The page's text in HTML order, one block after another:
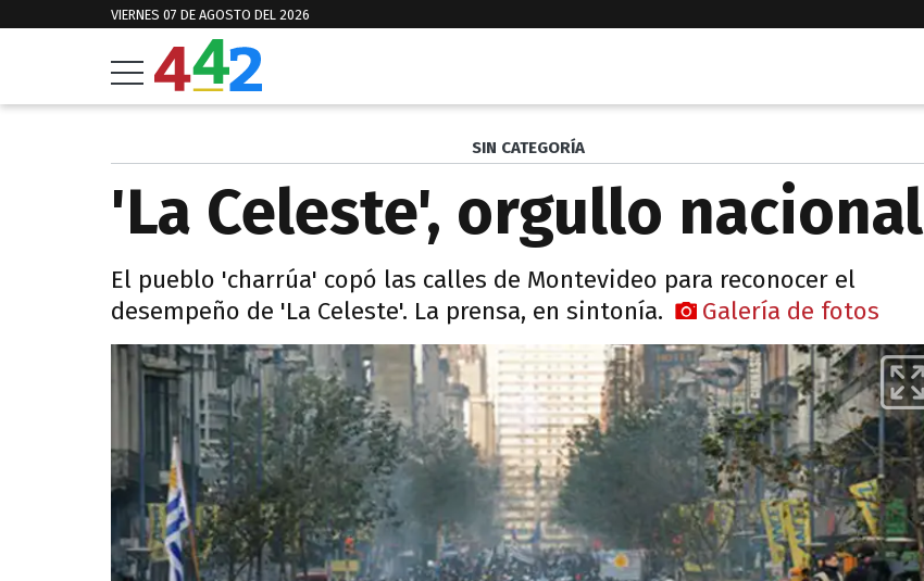
VIERNES 07 DE AGOSTO DEL 2026
SIN CATEGORÍA
'La Celeste', orgullo nacional
El pueblo 'charrúa' copó las calles de Montevideo para reconocer el
desempeño de 'La Celeste'. La prensa, en sintonía.
Galería de fotos